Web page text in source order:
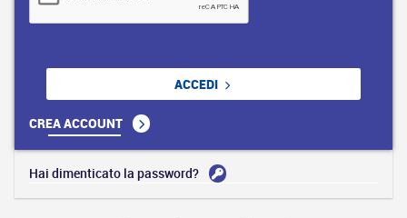
ACCEDI
CREA ACCOUNT
Hai dimenticato la password?